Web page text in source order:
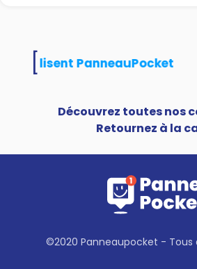
utilisent PanneauPocket
Découvrez toutes nos
Retournez à la
©2020 Panneaupocket - Tous